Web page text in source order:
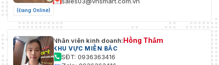
(Đang Online)
Nhân viên kinh doanh:Hồng Thắm
KHU VỰC MIỀN BẮC
SĐT: 0936363416